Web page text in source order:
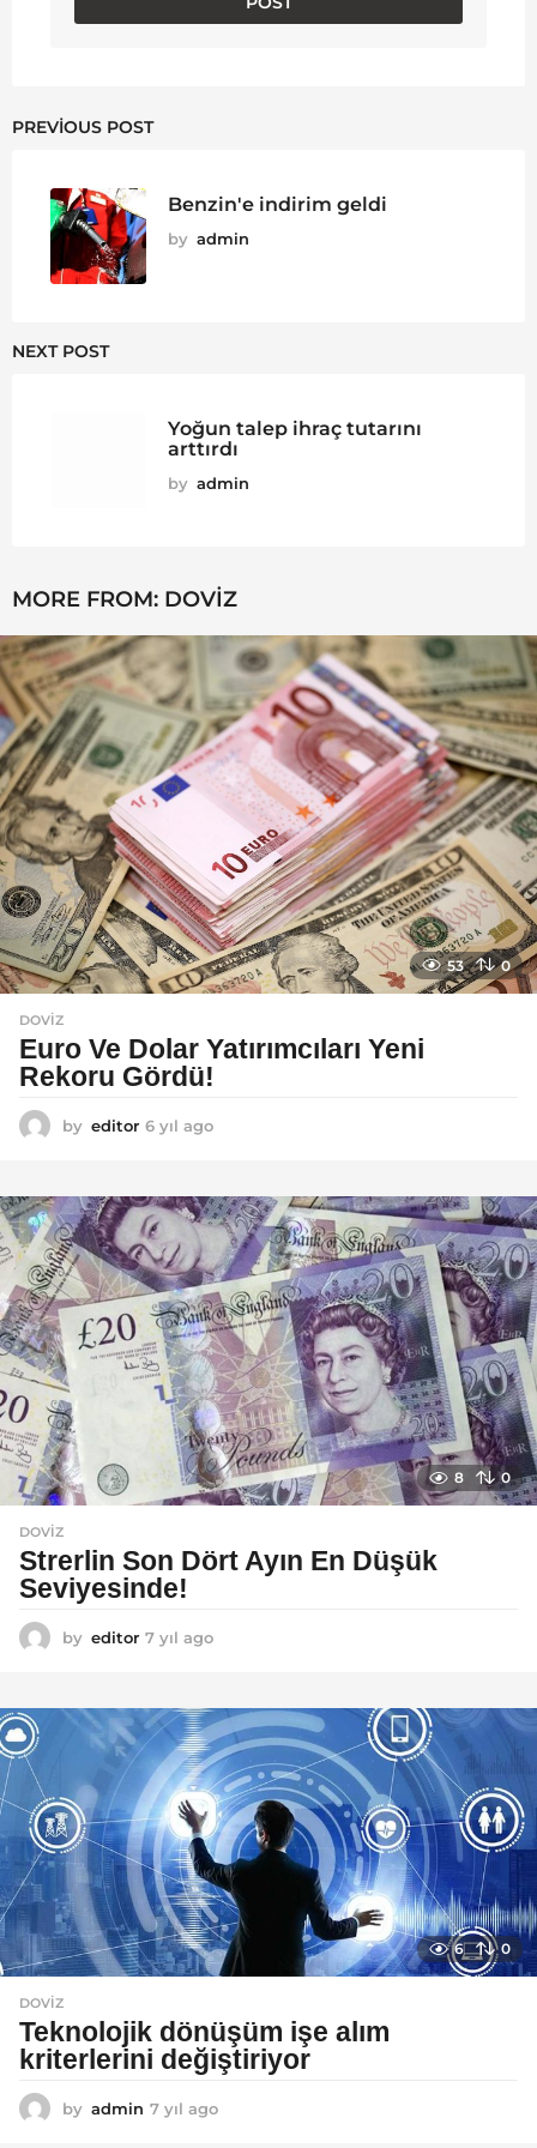
PREVIOUS POST
Benzin'e indirim geldi
by admin
NEXT POST
Yoğun talep ihraç tutarını
arttırdı
by admin
MORE FROM: DOVIZ
53 0
DOVIZ
Euro Ve Dolar Yatırımcıları Yeni
Rekoru Gördü!
by editor 6 yıl ago
l
a
o
8 0
DOVIZ
Strerlin Son Dört Ayın En Düşük
Seviyesinde!
by editor 7 yıl ago
l
a
g
6 0
DOVIZ
Teknolojik dönüşüm işe alım
kriterlerini değiştiriyor
by admin 7 yıl ago